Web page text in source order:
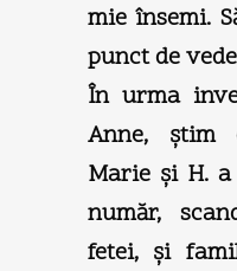
mie însemi.
punct de
În urma
Anne, ştim
Marie şi H.
număr,
fetei, şi